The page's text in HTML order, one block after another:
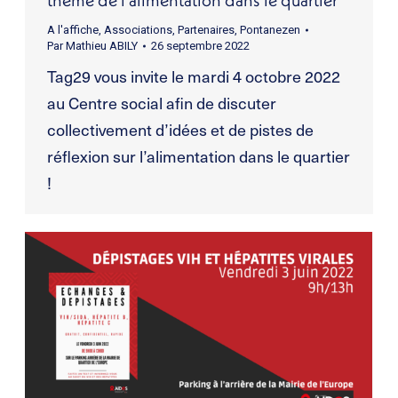
A l'affiche, Associations, Partenaires, Pontanezen
ParMathieu ABILY 26 septembre 2022
Tag29 vous invite le mardi 4 octobre 2022
au Centre social afin de discuter
collectivement d’idées et de pistes de
réflexion sur l’alimentation dans le quartier
!